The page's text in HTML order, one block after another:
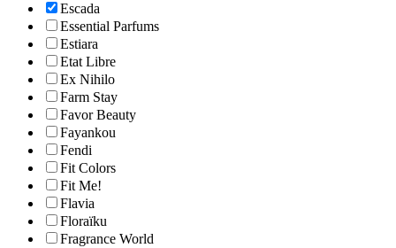
Escada
Essential Parfums
Estiara
Etat Libre
Ex Nihilo
Farm Stay
Favor Beauty
Fayankou
Fendi
Fit Colors
Fit Me!
Flavia
Floraïku
Fragrance World